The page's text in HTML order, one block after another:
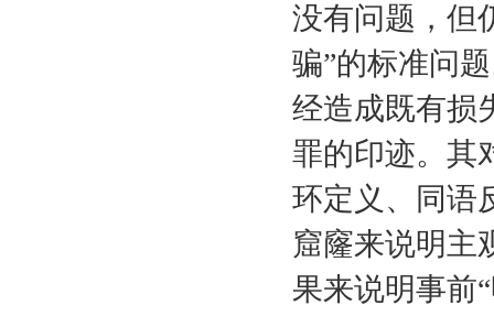
没有问题，但
骗”的标准问
经造成既有损
罪的印迹。其
环定义、同语
窟窿来说明主
果来说明事前